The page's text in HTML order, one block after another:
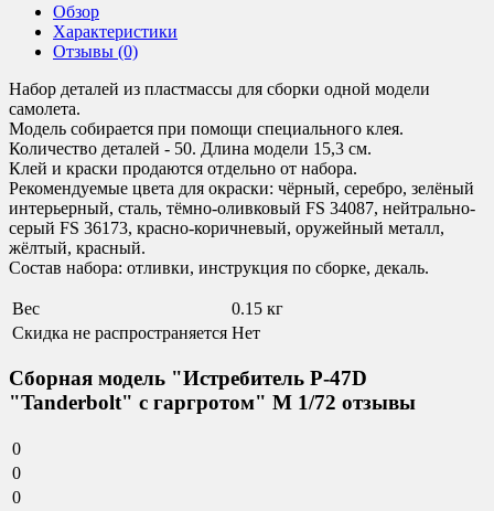
Обзор
Характеристики
Отзывы (0)
Набор деталей из пластмассы для сборки одной модели
самолета.
Модель собирается при помощи специального клея.
Количество деталей - 50. Длина модели 15,3 см.
Клей и краски продаются отдельно от набора.
Рекомендуемые цвета для окраски: чёрный, серебро, зелёный
интерьерный, сталь, тёмно-оливковый FS 34087, нейтрально-
серый FS 36173, красно-коричневый, оружейный металл,
жёлтый, красный.
Состав набора: отливки, инструкция по сборке, декаль.
Вес
0.15 кг
Скидка не распространяется Нет
Сборная модель "Истребитель P-47D
"Tanderbolt" с гаргротом" М 1/72 отзывы
0
0
0